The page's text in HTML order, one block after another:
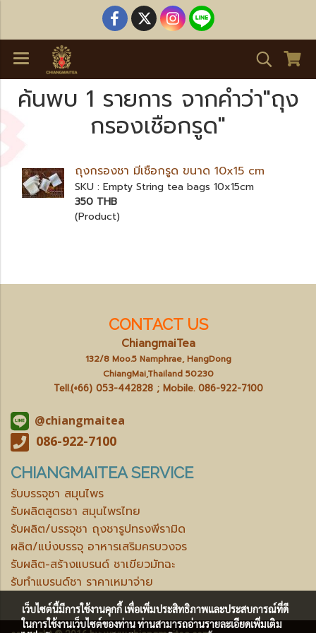
ค้นพบ 1 รายการ จากคำว่า"ถุง
กรองเชือกรูด"
ถุงกรองชา มีเชือกรูด ขนาด 10x15 cm
SKU : Empty String tea bags 10x15cm
350 THB
(Product)
CONTACT US
ChiangmaiTea
132/8 Moo.5 Namphrae, HangDong
ChiangMai,Thailand 50230
Tell.(+66) 053-442828 ; Mobile. 086-922-7100
@chiangmaitea
086-922-7100
CHIANGMAITEA SERVICE
รับบรรจุชา สมุนไพร
รับผลิตสูตรชา สมุนไพรไทย
รับผลิต/บรรจุชา ถุงชารูปทรงพีรามิด
ผลิต/แบ่งบรรจุ อาหารเสริมครบวงจร
รับผลิต-สร้างแบรนด์ ชาเขียวมัทฉะ
รับทำแบรนด์ชา ราคาเหมาจ่าย
เว็บไซต์นี้มีการใช้งานคุกกี้ เพื่อเพิ่มประสิทธิภาพและประสบการณ์ที่ดี
ในการใช้งานเว็บไซต์ของท่าน ท่านสามารถอ่านรายละเอียดเพิ่มเติม